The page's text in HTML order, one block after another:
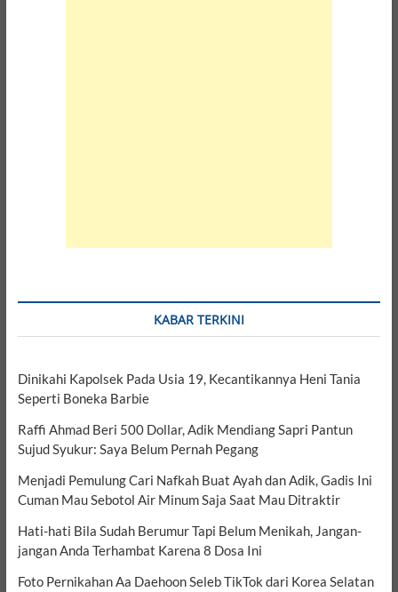
KABAR TERKINI
Dinikahi Kapolsek Pada Usia 19, Kecantikannya Heni Tania
Seperti Boneka Barbie
Raffi Ahmad Beri 500 Dollar, Adik Mendiang Sapri Pantun
Sujud Syukur: Saya Belum Pernah Pegang
Menjadi Pemulung Cari Nafkah Buat Ayah dan Adik, Gadis Ini
Cuman Mau Sebotol Air Minum Saja Saat Mau Ditraktir
Hati-hati Bila Sudah Berumur Tapi Belum Menikah, Jangan-
jangan Anda Terhambat Karena 8 Dosa Ini
Foto Pernikahan Aa Daehoon Seleb TikTok dari Korea Selatan